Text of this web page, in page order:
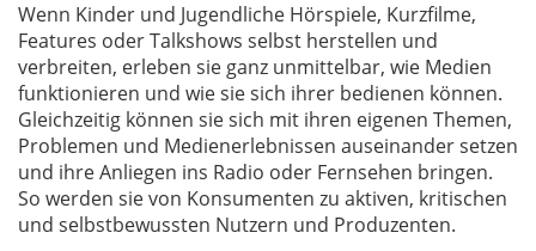
Wenn Kinder und Jugendliche Hörspiele, Kurzfilme,
Features oder Talkshows selbst herstellen und
verbreiten, erleben sie ganz unmittelbar, wie Medien
funktionieren und wie sie sich ihrer bedienen können.
Gleichzeitig können sie sich mit ihren eigenen Themen,
Problemen und Medienerlebnissen auseinander setzen
und ihre Anliegen ins Radio oder Fernsehen bringen.
So werden sie von Konsumenten zu aktiven, kritischen
und selbstbewussten Nutzern und Produzenten.